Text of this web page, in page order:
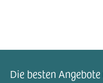
Die besten